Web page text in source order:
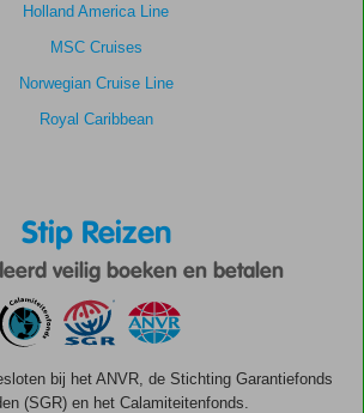
Holland America Line
MSC Cruises
Norwegian Cruise Line
Royal Caribbean
Stip Reizen
veilig boeken en betalen
bij het ANVR, de Stichting Garantiefonds
(SGR) en het Calamiteitenfonds.